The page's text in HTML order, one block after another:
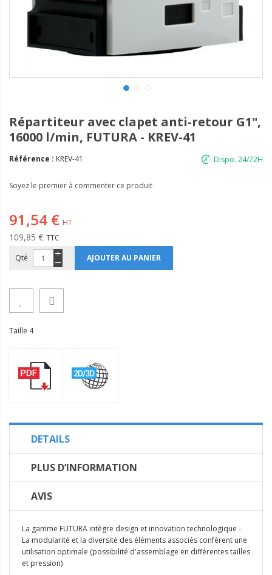
Répartiteur avec clapet anti-retour G1",
16000 l/min, FUTURA - KREV-41
Dispo. 24/72H
Référence : KREV-41
Soyez le premier à commenter ce produit
109,85 €
91,54 €
Qté AJOUTER AU PANIER
Taille 4
DETAILS
PLUS D’INFORMATION
AVIS
La gamme FUTURA intègre design et innovation technologique -
La modularité et la diversité des éléments associés confèrent une
utilisation optimale (possibilité d'assemblage en différentes tailles
et pression)